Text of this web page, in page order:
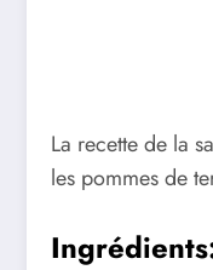
La recette de la
les pommes de